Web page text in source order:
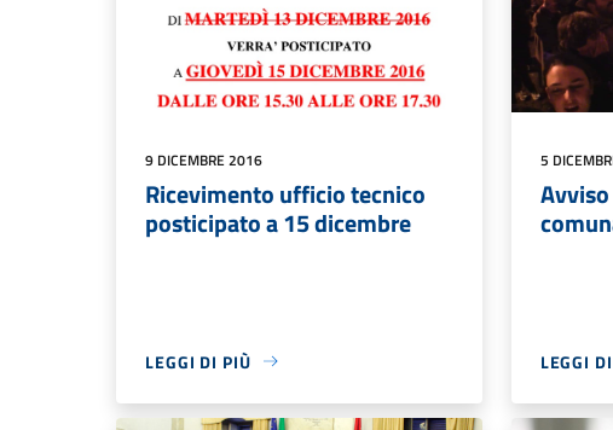
9 DICEMBRE 2016
Ricevimento ufficio tecnico
posticipato a 15 dicembre
LEGGI DI PIÙ
5
LEGGI